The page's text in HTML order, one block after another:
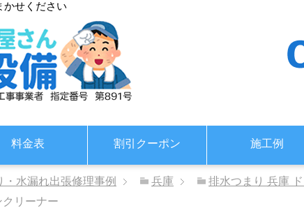
かせください
料金表 割引クーポン 施工例
・水漏れ出張修理事例 兵庫
排水つまり 兵庫
リーナー